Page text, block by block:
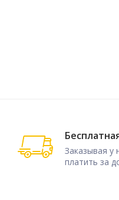
Заказывая у
платить за